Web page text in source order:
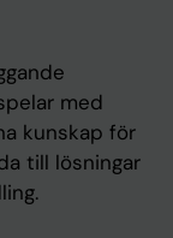
med
kunskap för
till lösningar